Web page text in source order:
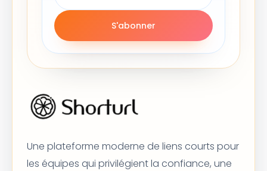
S'abonner
Une plateforme moderne de liens courts pour
les équipes qui privilégient la confiance, une